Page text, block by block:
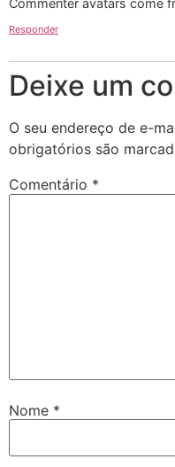
Responder
Deixe um
O seu endereço de e-
obrigatórios são
Comentário *
Nome *